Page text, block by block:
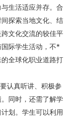
生活适应并存。合
探索当地文化、结
文化交流的较佳平
际学生活动，不*
全球化职业道路打
认真听讲、积极参
同时，还需了解学
划。学生可以利用